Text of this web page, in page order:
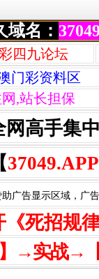
名：
四九论坛
门彩资料区
,站长担保
高手集
37049.APP
助广告显示区域，广
死招规
】→实战→